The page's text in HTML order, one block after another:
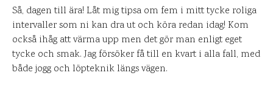
Så, dagen till ära! Låt mig tipsa om fem i mitt tycke roliga
intervaller som ni kan dra ut och köra redan idag! Kom
också ihåg att värma upp men det gör man enligt eget
tycke och smak. Jag försöker få till en kvart i alla fall, med
både jogg och löpteknik längs vägen.